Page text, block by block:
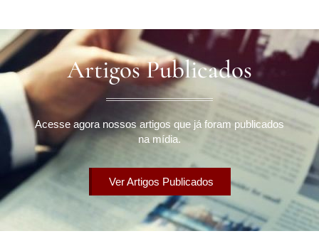
Artigos Publicados
Acesse agora nossos artigos que já foram publicados
na mídia.
Ver Artigos Publicados